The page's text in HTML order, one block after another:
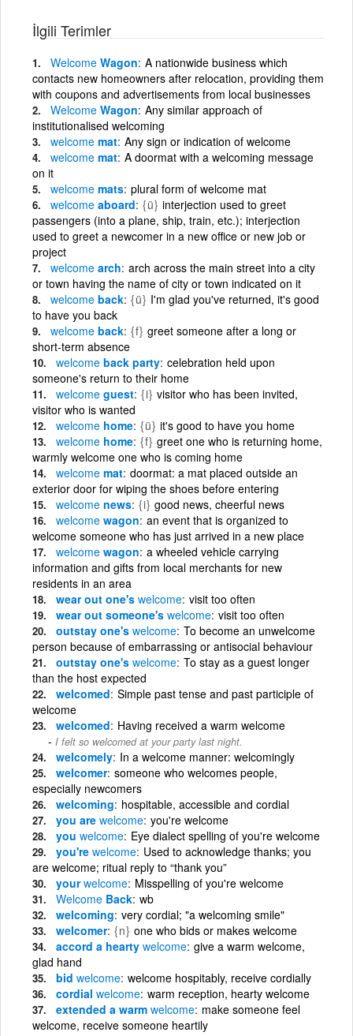
İlgili Terimler
Welcome Wagon A nationwide business which
contacts new homeowners after relocation, providing them
with coupons and advertisements from local businesses
Welcome Wagon Any similar approach of
institutionalised welcoming
welcome mat Any sign or indication of welcome
welcome mat A doormat with a welcoming message
on it
welcome mats plural form of welcome mat
welcome aboard {ü} interjection used to greet
passengers (into a plane, ship, train, etc.); interjection
used to greet a newcomer in a new office or new job or
project
welcome arch arch across the main street into a city
or town having the name of city or town indicated on it
welcome back {ü} I'm glad you've returned, it's good
to have you back
welcome back {f} greet someone after a long or
short-term absence
welcome back party celebration held upon
someone's return to their home
welcome guest {i} visitor who has been invited,
visitor who is wanted
welcome home {ü} it's good to have you home
welcome home {f} greet one who is returning home,
warmly welcome one who is coming home
welcome mat doormat: a mat placed outside an
exterior door for wiping the shoes before entering
welcome news {i} good news, cheerful news
welcome wagon an event that is organized to
welcome someone who has just arrived in a new place
welcome wagon a wheeled vehicle carrying
information and gifts from local merchants for new
residents in an area
wear out one's welcome visit too often
wear out someone's welcome visit too often
outstay one's welcome To become an unwelcome
person because of embarrassing or antisocial behaviour
outstay one's welcome To stay as a guest longer
than the host expected
welcomed Simple past tense and past participle of
welcome
welcomed Having received a warm welcome
I felt so welcomed at your party last night.
welcomely In a welcome manner: welcomingly
welcomer someone who welcomes people,
especially newcomers
welcoming hospitable, accessible and cordial
you are welcome you're welcome
you welcome Eye dialect spelling of you're welcome
you're welcome Used to acknowledge thanks; you
are welcome; ritual reply to “thank you”
yourwelcome Misspelling of you're welcome
Welcome Back wb
welcoming very cordial; "a welcoming smile"
welcomer {n} one who bids or makes welcome
accord a hearty welcome give a warm welcome,
glad hand
bid welcome welcome hospitably, receive cordially
cordial welcome warm reception, hearty welcome
extended a warm welcome make someone feel
welcome, receive someone heartily